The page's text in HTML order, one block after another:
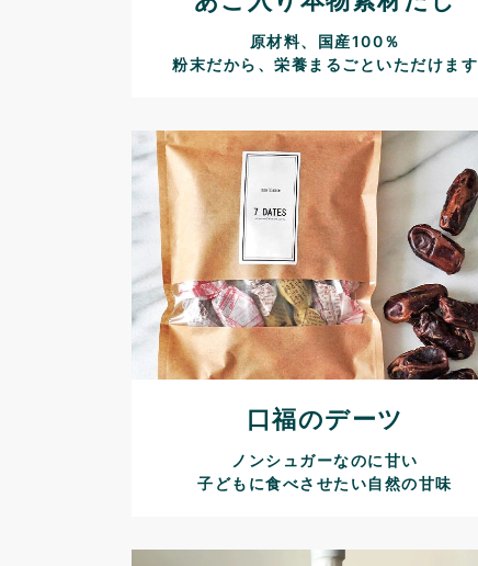
原材料、国産100％
粉末だから、栄養まるごといただけます
口福のデーツ
ノンシュガーなのに甘い
子どもに食べさせたい自然の甘味